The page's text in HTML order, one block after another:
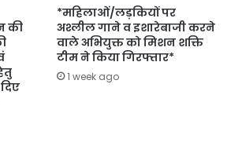
की
*महिलाओं/लड़कियों पर
अश्लील गाने व इशारेबाजी करने
वाले अभियुक्त को मिशन शक्ति
टीम ने किया गिरफ्तार*
1 week ago